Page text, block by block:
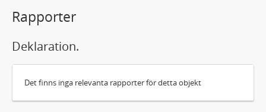
Rapporter
Deklaration.
Det finns inga relevanta rapporter för detta objekt